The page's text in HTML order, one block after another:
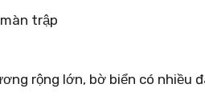
trập
rộng lớn, bờ biển có nhiều